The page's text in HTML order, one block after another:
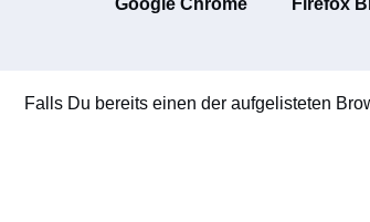
Falls Du bereits einen der aufgelisteten